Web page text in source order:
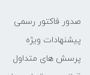
صدور فاکتور رسمی
پیشنهادات ویژه
پرسش های متداول